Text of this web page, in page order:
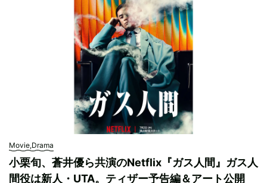
Movie,Drama
小栗旬、蒼井優ら共演のNetflix『ガス人間』ガス人
間役は新人・UTA。ティザー予告編＆アート公開